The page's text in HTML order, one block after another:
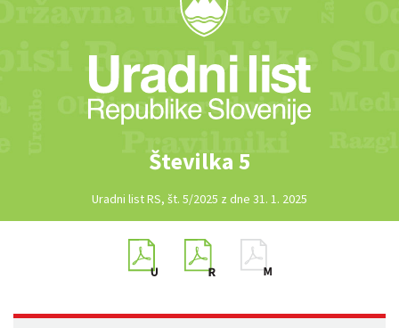
Številka 5
Uradni list RS, št. 5/2025 z dne 31. 1. 2025